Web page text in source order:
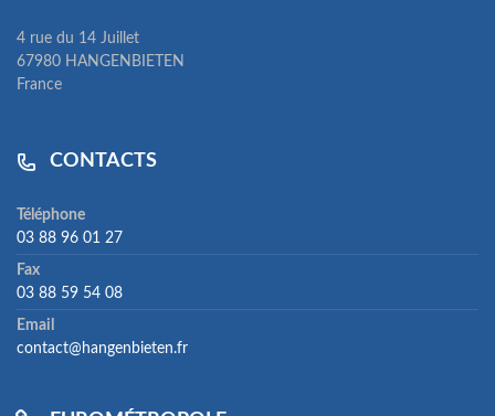
4 rue du 14 Juillet
67980 HANGENBIETEN
France
CONTACTS
Téléphone
03 88 96 01 27
Fax
03 88 59 54 08
Email
contact@hangenbieten.fr